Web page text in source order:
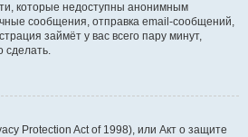
которые недоступны анонимным
сообщения, отправка email-сообщений,
займёт у вас всего пару минут,
сделать.
Protection Act of 1998), или Акт о защите